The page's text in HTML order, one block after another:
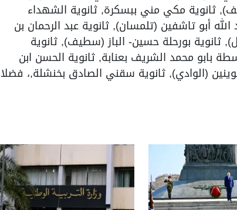
ثانوية مكي مني ببسكرة, ثانوية الشهداء
أبو تاشفين (تلمسان), ثانوية عبد الرحمان بن
ثانوية بورحلة حسين- الباز (سطيف), ثانوية
بابو محمد الشريف بعنابة, ثانوية الحسن ابن
(الوادي), ثانوية سقني الصادق بخنشلة,، فضلا